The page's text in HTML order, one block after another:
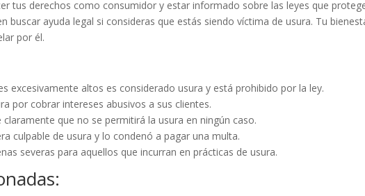
tus derechos como consumidor y estar informado sobre las leyes que
buscar ayuda legal si consideras que estás siendo víctima de usura. Tu
por él.
excesivamente altos es considerado usura y está prohibido por la ley.
por cobrar intereses abusivos a sus clientes.
que no se permitirá la usura en ningún caso.
culpable de usura y lo condenó a pagar una multa.
severas para aquellos que incurran en prácticas de usura.